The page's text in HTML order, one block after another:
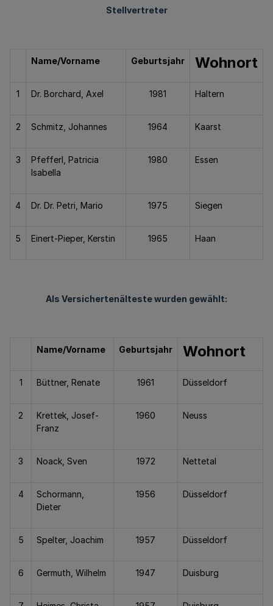
Stellvertreter
Name/Vorname Geburtsjahr Wohnort
1 Dr. Borchard, Axel 1981 Haltern
2 Schmitz, Johannes 1964 Kaarst
3
Pfefferl, Patricia
Isabella
1980 Essen
4 Dr. Dr. Petri, Mario 1975 Siegen
5 Einert-Pieper, Kerstin 1965 Haan
Als Versichertenälteste wurden gewählt:
Name/Vorname Geburtsjahr Wohnort
1 Büttner, Renate 1961 Düsseldorf
2
Krettek, Josef-
Franz
1960 Neuss
3 Noack, Sven 1972 Nettetal
4
Schormann,
Dieter
1956 Düsseldorf
5 Spelter, Joachim 1957 Düsseldorf
6 Germuth, Wilhelm 1947 Duisburg